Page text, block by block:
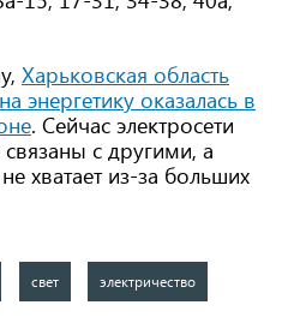
Харьковская область
энергетику оказалась в
. Сейчас электросети
с другими, а
хватает из-за больших
свет электричество